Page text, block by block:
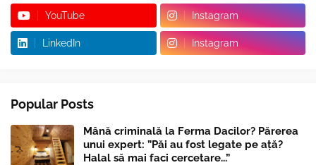
YouTube Instagram
LinkedIn Instagram
Popular Posts
Mână criminală la Ferma Dacilor? Părerea
unui expert: ”Păi au fost legate pe ață?
Halal să mai faci cercetare...”